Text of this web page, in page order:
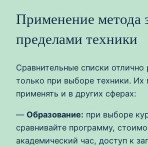
Применение метода
пределами техники
Сравнительные списки отлично
только при выборе техники.
применять и в других сферах:
— Образование: при выборе
сравнивайте программу,
академический час, доступ к